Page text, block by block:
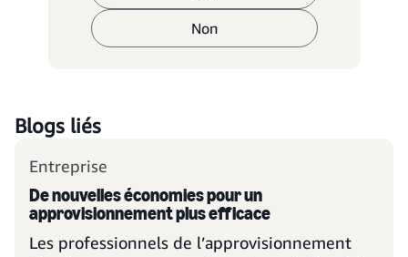
Non
Blogs liés
Entreprise
De nouvelles économies pour un
approvisionnement plus efficace
Les professionnels de l’approvisionnement